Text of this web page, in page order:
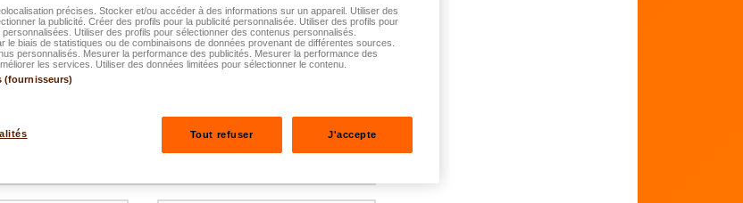
précises. Stocker et/ou accéder à des informations sur un appareil. Utiliser des
la publicité. Créer des profils pour la publicité personnalisée. Utiliser des profils pour
Utiliser des profils pour sélectionner des contenus personnalisés.
le biais de statistiques ou de combinaisons de données provenant de différentes sources.
personnalisés. Mesurer la performance des publicités. Mesurer la performance des
les services. Utiliser des données limitées pour sélectionner le contenu.
(fournisseurs)
Tout refuser J'accepte